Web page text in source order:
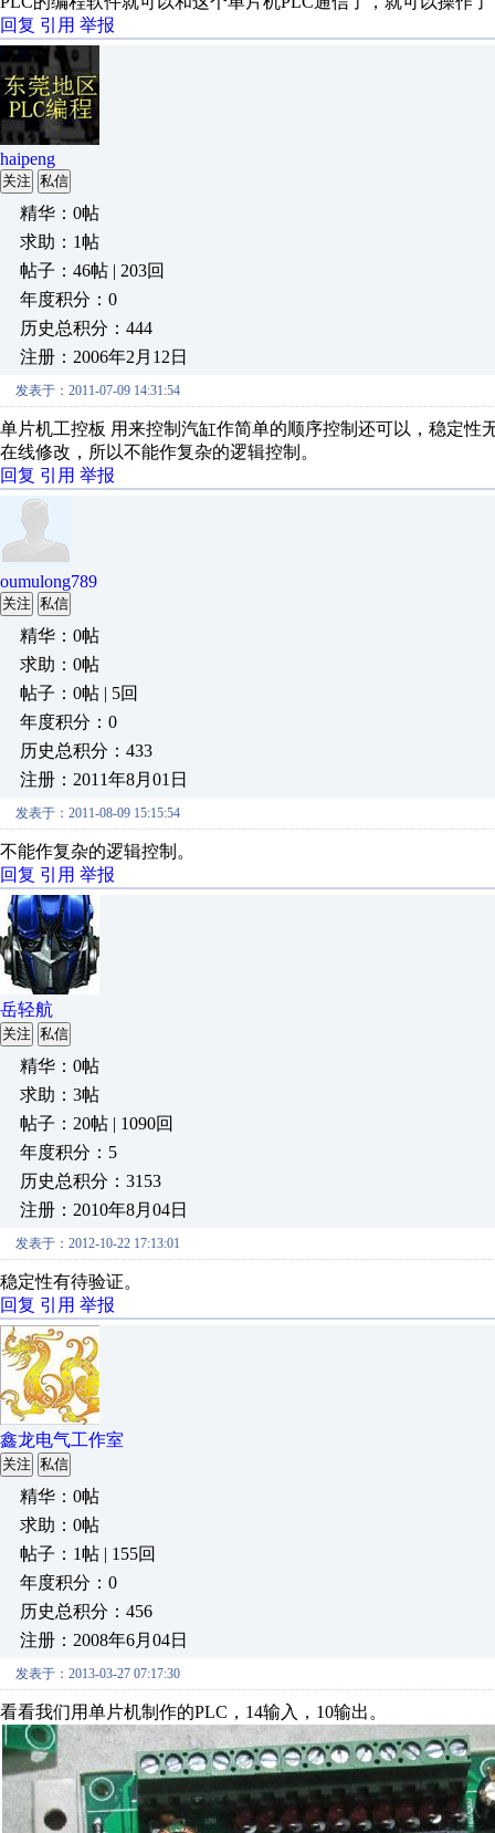
回复 引用 举报
haipeng
关注 私信
精华：0帖
求助：1帖
帖子：46帖 | 203回
年度积分：0
历史总积分：444
注册：2006年2月12日
发表于：2011-07-09 14:31:54
单片机工控板 用来控制汽缸作简单的顺序控制还可以，稳定
在线修改，所以不能作复杂的逻辑控制。
回复 引用 举报
oumulong789
关注 私信
精华：0帖
求助：0帖
帖子：0帖 | 5回
年度积分：0
历史总积分：433
注册：2011年8月01日
发表于：2011-08-09 15:15:54
不能作复杂的逻辑控制。
回复 引用 举报
岳轻航
关注 私信
精华：0帖
求助：3帖
帖子：20帖 | 1090回
年度积分：5
历史总积分：3153
注册：2010年8月04日
发表于：2012-10-22 17:13:01
稳定性有待验证。
回复 引用 举报
鑫龙电气工作室
关注 私信
精华：0帖
求助：0帖
帖子：1帖 | 155回
年度积分：0
历史总积分：456
注册：2008年6月04日
发表于：2013-03-27 07:17:30
看看我们用单片机制作的PLC，14输入，10输出。